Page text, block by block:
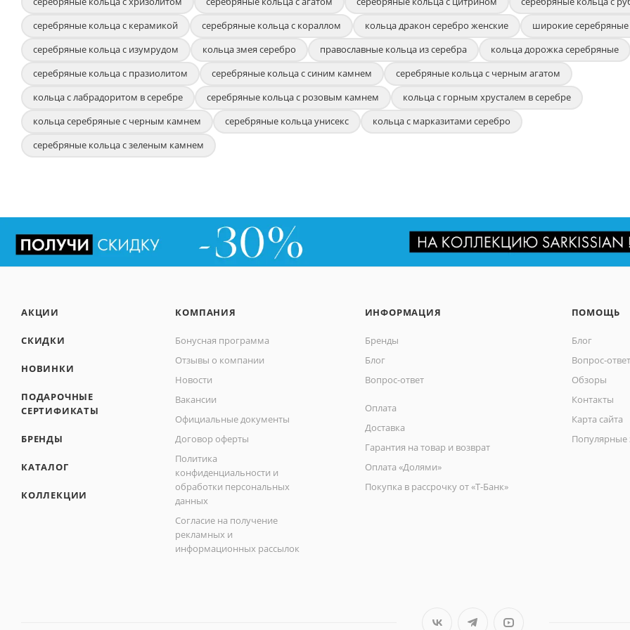
серебряные кольца с керамикой
серебряные кольца с кораллом кольца дракон серебро женские
широкие
серебряные кольца с изумрудом
кольца змея серебро православные кольца из серебра
кольца дорожка серебряные
серебряные кольца с празиолитом
серебряные кольца с синим камнем
серебряные кольца с черным агатом
кольца с лабрадоритом в серебре
серебряные кольца с розовым камнем
кольца с горным хрусталем в серебре
кольца серебряные с черным камнем
серебряные кольца унисекс
кольца с марказитами серебро
серебряные кольца с зеленым камнем
АКЦИИ
СКИДКИ
НОВИНКИ
ПОДАРОЧНЫЕ
СЕРТИФИКАТЫ
БРЕНДЫ
КАТАЛОГ
КОЛЛЕКЦИИ
КОМПАНИЯ
Бонусная программа
Отзывы о компании
Новости
Вакансии
Официальные документы
Договор оферты
Политика
конфиденциальности и
обработки персональных
данных
Согласие на получение
рекламных и
информационных рассылок
ИНФОРМАЦИЯ
Бренды
Блог
Вопрос-ответ
Оплата
Доставка
Гарантия на товар и возврат
Оплата «Долями»
Покупка в рассрочку от «Т-Банк»
ПОМОЩЬ
Блог
Вопрос-ответ
Обзоры
Контакты
Карта сайта
Популярные